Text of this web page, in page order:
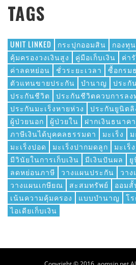
TAGS
UNIT LINKED กระปุกออมสิน กองทุ
คุ้มครองวงเงินสูง
คู่มือเก็บเงิน
ค่า
ค่าลดหย่อน
ชั่วระยะเวลา ซื้อกรม
ตัวแทนขายประกัน
บำนาญ
ประกั
ประกันชีวิต
ประกันชีวิตควบการลง
ประกันมะเร็งหายห่วง
ประกันยูนิตลิ
ผู้ป่วยนอก
ผู้ป่วยใน ฝากเงินธนาค
ภาษีเงินได้บุคคลธรรมดา
มะเร็ง
มะเร็งปอด
มะเร็งปากมดลูก
มะเร็
มีวินัยในการเก็บเงิน
มีเงินปันผล
ลดหย่อนภาษี
วางแผนประกัน
วา
วางแผนเกษียณ
สะสมทรัพย์ ออม
เน้นความคุ้มครอง
แบบบำนาญ โ
ไอเดียเก็บเงิน